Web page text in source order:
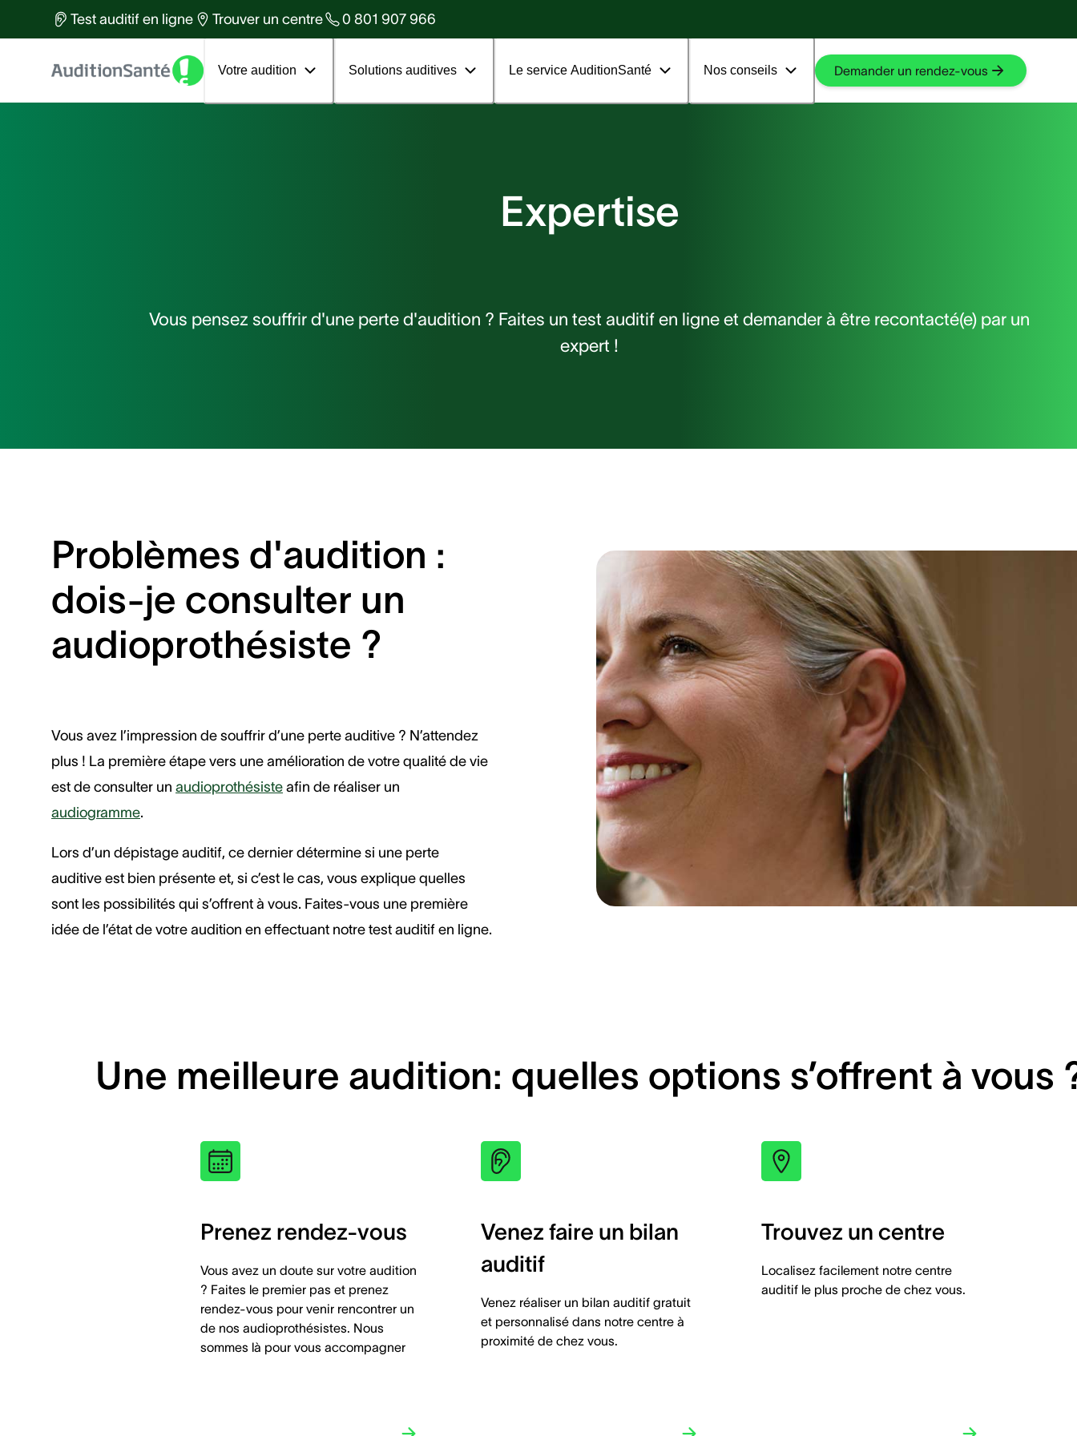
Test auditif en ligne Trouver un centre 0 801 907 966
Votre audition Solutions auditives Le service AuditionSanté Nos conseils Demander un rendez-vous
En savoir plus
En savoir plus
Des équipes d'experts à votre
services
Votre 1er rendez-vous
Expertise
Vous pensez souffrir d'une perte d'audition ? Faites un test auditif en ligne et demander à être recontacté(e) par un
expert !
Problèmes d'audition :
dois-je consulter un
audioprothésiste ?
Vous avez l’impression de souffrir d’une perte auditive ? N’attendez
plus ! La première étape vers une amélioration de votre qualité de vie
est de consulter un audioprothésiste afin de réaliser un
audiogramme.
Lors d’un dépistage auditif, ce dernier détermine si une perte
auditive est bien présente et, si c’est le cas, vous explique quelles
sont les possibilités qui s’offrent à vous. Faites-vous une première
idée de l’état de votre audition en effectuant notre test auditif en ligne.
Une meilleure audition: quelles options s’offrent à vous
Prenez rendez-vous
Vous avez un doute sur votre audition
? Faites le premier pas et prenez
rendez-vous pour venir rencontrer un
de nos audioprothésistes. Nous
sommes là pour vous accompagner
Venez faire un bilan
auditif
Venez réaliser un bilan auditif gratuit
et personnalisé dans notre centre à
proximité de chez vous.
Trouvez un centre
Localisez facilement notre centre
auditif le plus proche de chez vous.